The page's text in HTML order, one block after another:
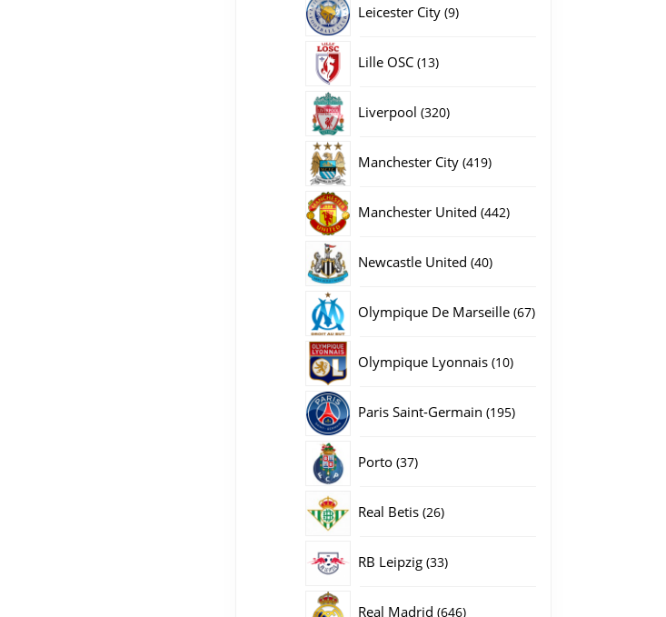
Leicester City 99
Lille OSC 1313
Liverpool 320320
Manchester City 419419
Manchester United 442442
Newcastle United 4040
Olympique De Marseille 6767
Olympique Lyonnais 1010
Paris Saint-Germain 195195
Porto 3737
Real Betis 2626
RB Leipzig 3333
Real Madrid 646646